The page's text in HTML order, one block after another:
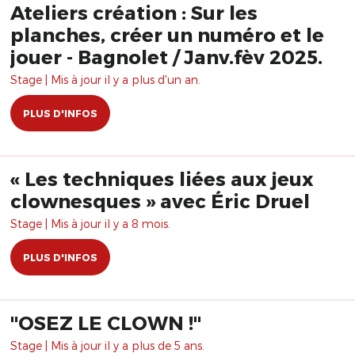
Ateliers création : Sur les
planches, créer un numéro et le
jouer - Bagnolet / Janv.fèv 2025.
Stage | Mis à jour il y a plus d'un an.
PLUS D'INFOS
« Les techniques liées aux jeux
clownesques » avec Éric Druel
Stage | Mis à jour il y a 8 mois.
PLUS D'INFOS
"OSEZ LE CLOWN !"
Stage | Mis à jour il y a plus de 5 ans.